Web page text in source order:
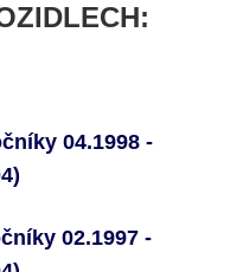
04.1998 -
02.1997 -